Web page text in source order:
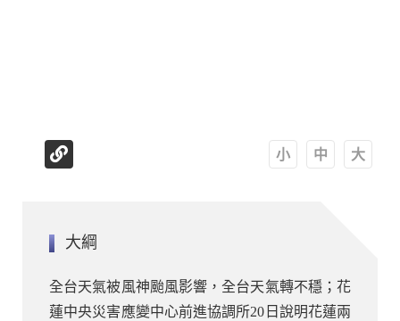
大綱
全台天氣被風神颱風影響，全台天氣轉不穩；花
蓮中央災害應變中心前進協調所20日說明花蓮兩